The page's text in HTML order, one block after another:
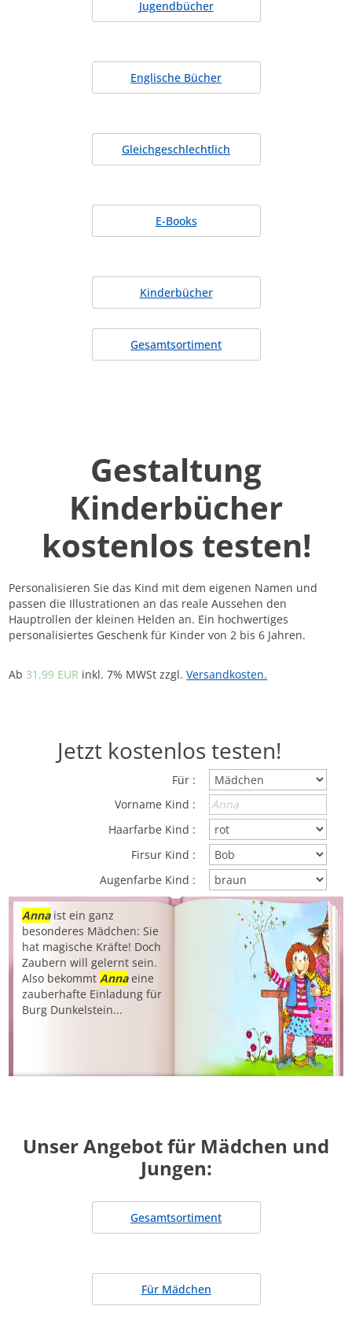
Jugendbücher
Englische Bücher
Gleichgeschlechtlich
E-Books
Kinderbücher
Gesamtsortiment
Gestaltung
Kinderbücher
kostenlos testen!
Personalisieren Sie das Kind mit dem eigenen Namen und
passen die Illustrationen an das reale Aussehen den
Hauptrollen der kleinen Helden an. Ein hochwertiges
personalisiertes Geschenk für Kinder von 2 bis 6 Jahren.
Ab 31,99 EUR inkl. 7% MWSt zzgl.Versandkosten.
Jetzt kostenlos testen!
Für :
Vorname Kind :
Haarfarbe Kind :
Firsur Kind :
Augenfarbe Kind :
Annaist ein ganz
besonderes Mädchen: Sie
hat magische Kräfte! Doch
Zaubern will gelernt sein.
Also bekommtAnnaeine
zauberhafte Einladung für
Burg Dunkelstein...
Unser Angebot für Mädchen und
Jungen:
Gesamtsortiment
Für Mädchen